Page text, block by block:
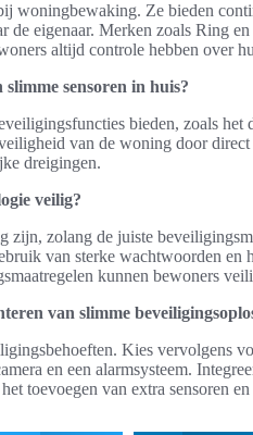
woningbewaking. Ze bieden
de eigenaar. Merken zoals Ring
altijd controle hebben over
sensoren in huis?
bieden, zoals het
van de woning door
dreigingen.
veilig?
zijn, zolang de juiste
van sterke wachtwoorden en
kunnen bewoners
van slimme
Kies vervolgens
en een alarmsysteem.
toevoegen van extra sensoren